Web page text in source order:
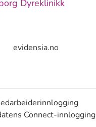
Dyreklinikk
evidensia.no
Connect-innlogging